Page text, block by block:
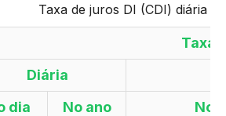
Taxa de juros DI (CDI) diária –
Taxa
Diária
dia
No ano
No